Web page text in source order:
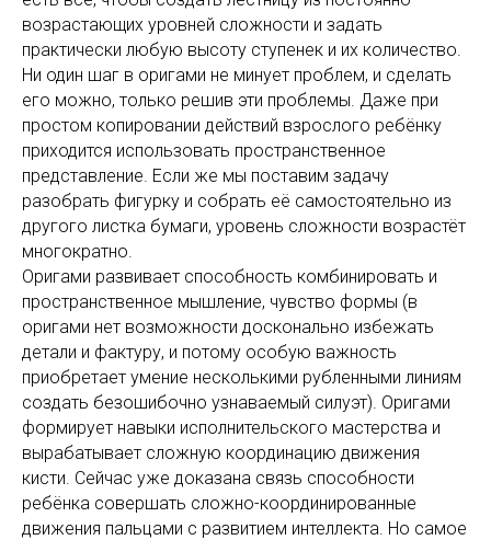
возрастающих уровней сложности и задать
практически любую высоту ступенек и их количество.
Ни один шаг в оригами не минует проблем, и сделать
его можно, только решив эти проблемы. Даже при
простом копировании действий взрослого ребёнку
приходится использовать пространственное
представление. Если же мы поставим задачу
разобрать фигурку и собрать её самостоятельно из
другого листка бумаги, уровень сложности возрастёт
многократно.
Оригами развивает способность комбинировать и
пространственное мышление, чувство формы (в
оригами нет возможности досконально избежать
детали и фактуру, и потому особую важность
приобретает умение несколькими рубленными линиям
создать безошибочно узнаваемый силуэт). Оригами
формирует навыки исполнительского мастерства и
вырабатывает сложную координацию движения
кисти. Сейчас уже доказана связь способности
ребёнка совершать сложно-координированные
движения пальцами с развитием интеллекта. Но самое